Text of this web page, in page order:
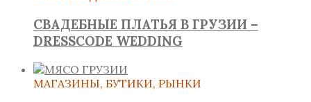
СВАДЕБНЫЕ ПЛАТЬЯ В ГРУЗИИ –
DRESSCODE WEDDING
МАГАЗИНЫ, БУТИКИ, РЫНКИ